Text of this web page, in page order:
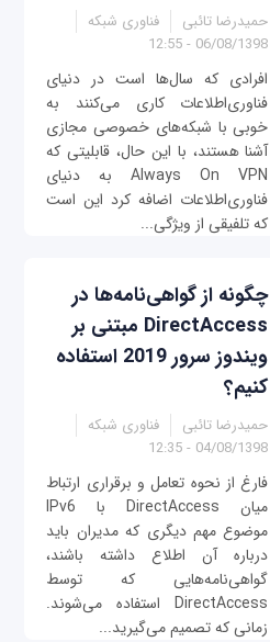
حمیدرضا تائبی
فناوری شبکه
06/08/1398 - 12:55
افرادی که سال‌ها است در دنیای
فناوری‌اطلاعات کاری می‌کنند به
خوبی با شبکه‌های خصوصی مجازی
آشنا هستند، با این حال، قابلیتی که
Always On VPN به دنیای
فناوری‌اطلاعات اضافه کرد این است
که تلفیقی از ویژگی...
چگونه از گواهی‌نامه‌ها در
DirectAccess مبتنی بر
ویندوز سرور 2019 استفاده
کنیم؟
حمیدرضا تائبی
فناوری شبکه
04/08/1398 - 12:35
فارغ از نحوه تعامل و برقراری ارتباط
میان DirectAccess با IPv6
موضوع مهم دیگری که مدیران باید
درباره آن اطلاع داشته باشند،
گواهی‌نامه‌هایی که توسط
DirectAccess استفاده می‌شوند.
زمانی که تصمیم می‌گیرید...